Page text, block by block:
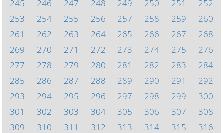
245
246 247 248 249 250 251
252
253
254 255 256 257 258 259
260
261
262 263 264 265 266 267
268
269
270 271 272 273 274 275
276
277
278 279 280 281 282 283
284
285
286 287 288 289 290 291
292
293
294 295 296 297 298 299
300
301
302 303 304 305 306 307
308
309
310 311 312 313 314 315
316